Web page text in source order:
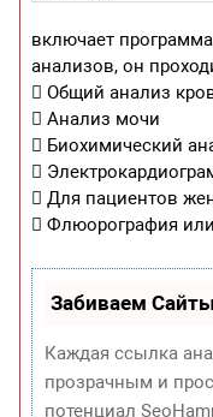
включает
анализов, он
 Общий анализ
 Анализ мочи
 Биохимический

 Для пациентов
 Флюорография или
Забиваем
Каждая ссылка
прозрачным и
потенциал